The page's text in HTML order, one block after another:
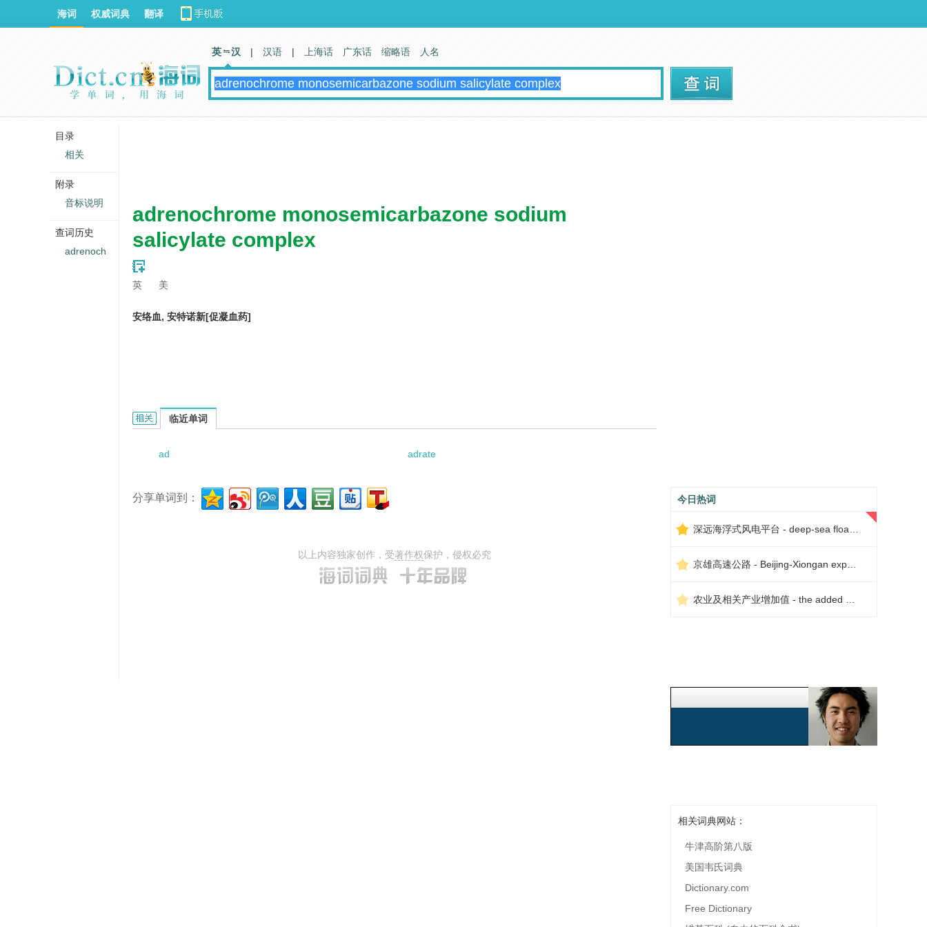
adrenochrome monosemicarbazone sodium
salicylate complex
英 美
安络血, 安特诺新[促凝血药]
Adrenochrome Monosemicarbazone Sodium Salicylate Complex的相关资料：
临近单词
ad adrate
分享单词到：
以上内容独家创作，受著作权保护，侵权必究
今日热词
相关词典网站：
牛津高阶第八版
美国韦氏词典
Dictionary.com
Free Dictionary
海词 权威词典 翻译
英 汉 | 汉语 | 上海话 广东话 缩略语 人名
目录
相关
附录
音标说明
查词历史
adrenoch